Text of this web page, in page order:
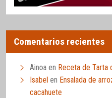
Comentarios recientes
Ainoa en Receta de Tarta
Isabel en Ensalada de
cacahuete